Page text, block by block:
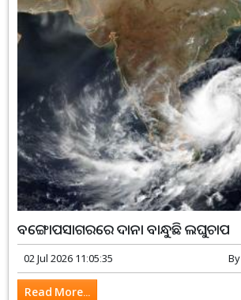
ବଙ୍ଗୋପସାଗରରେ ଦାନା ବାନ୍ଧୁଛି ଲଘୁଚାପ
02 Jul 2026 11:05:35 By
Read More...